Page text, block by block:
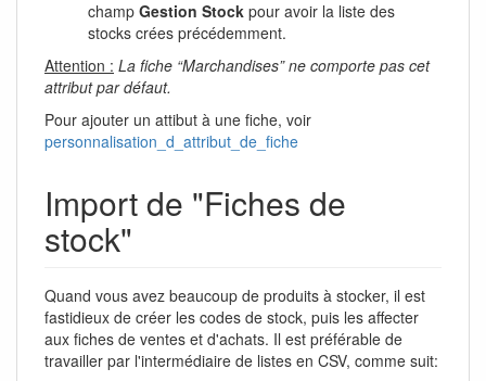
champ Gestion Stock pour avoir la liste des
stocks crées précédemment.
Attention : La fiche “Marchandises” ne comporte pas cet
attribut par défaut.
Pour ajouter un attibut à une fiche, voir
personnalisation_d_attribut_de_fiche
Import de "Fiches de
stock"
Quand vous avez beaucoup de produits à stocker, il est
fastidieux de créer les codes de stock, puis les affecter
aux fiches de ventes et d'achats. Il est préférable de
travailler par l'intermédiaire de listes en CSV, comme suit: